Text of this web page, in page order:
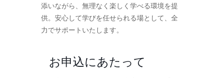
添いながら、無理なく楽しく学べる環境を提
供。安心して学びを任せられる場として、全
力でサポートいたします。
お申込にあたって